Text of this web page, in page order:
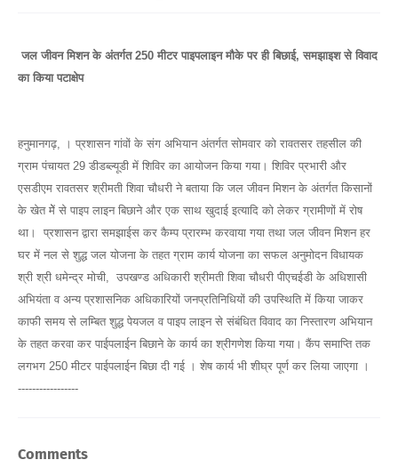
जल जीवन मिशन के अंतर्गत 250 मीटर पाइपलाइन मौके पर ही बिछाई, समझाइश से विवाद
का किया पटाक्षेप
हनुमानगढ़, । प्रशासन गांवों के संग अभियान अंतर्गत सोमवार को रावतसर तहसील की
ग्राम पंचायत 29 डीडब्ल्यूडी में शिविर का आयोजन किया गया। शिविर प्रभारी और
एसडीएम रावतसर श्रीमती शिवा चौधरी ने बताया कि जल जीवन मिशन के अंतर्गत किसानों
के खेत मेें से पाइप लाइन बिछाने और एक साथ खुदाई इत्यादि को लेकर ग्रामीणों में रोष
था। प्रशासन द्वारा समझाईस कर कैम्प प्रारम्भ करवाया गया तथा जल जीवन मिशन हर
घर में नल से शुद्ध जल योजना के तहत ग्राम कार्य योजना का सफल अनुमोदन विधायक
श्री श्री धमेन्द्र मोची, उपखण्ड अधिकारी श्रीमती शिवा चौधरी पीएचईडी के अधिशासी
अभियंता व अन्य प्रशासनिक अधिकारियों जनप्रतिनिधियों की उपस्थिति में किया जाकर
काफी समय से लम्बित शुद्ध पेयजल व पाइप लाइन से संबंधित विवाद का निस्तारण अभियान
के तहत करवा कर पाईपलाईन बिछाने के कार्य का श्रीगणेश किया गया। कैंप समाप्ति तक
लगभग 250 मीटर पाईपलाईन बिछा दी गई । शेष कार्य भी शीघ्र पूर्ण कर लिया जाएगा ।
-----------------
Comments